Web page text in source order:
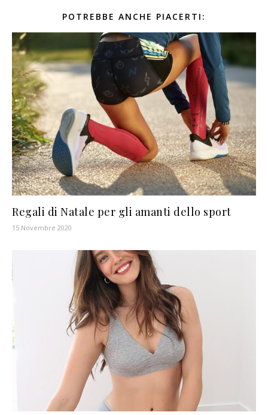
POTREBBE ANCHE PIACERTI:
Regali di Natale per gli amanti dello sport
15 Novembre 2020